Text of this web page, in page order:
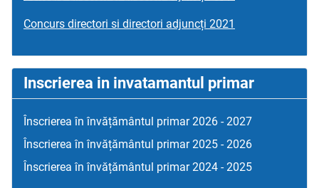
Concurs directori si directori adjuncți 2021
Inscrierea in invatamantul primar
Înscrierea în învățământul primar 2026 - 2027
Înscrierea în învățământul primar 2025 - 2026
Înscrierea în învățământul primar 2024 - 2025